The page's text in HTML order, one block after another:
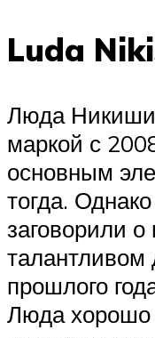
Luda
Люда
маркой с
основным
тогда.
заговорили
талантливом
прошлого
Люда хорошо